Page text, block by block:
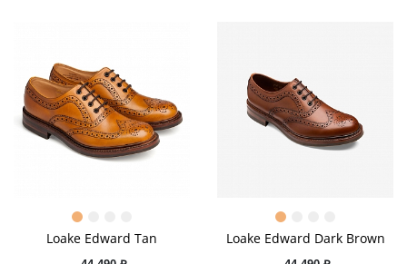
Loake Edward Tan Loake Edward Dark Brown